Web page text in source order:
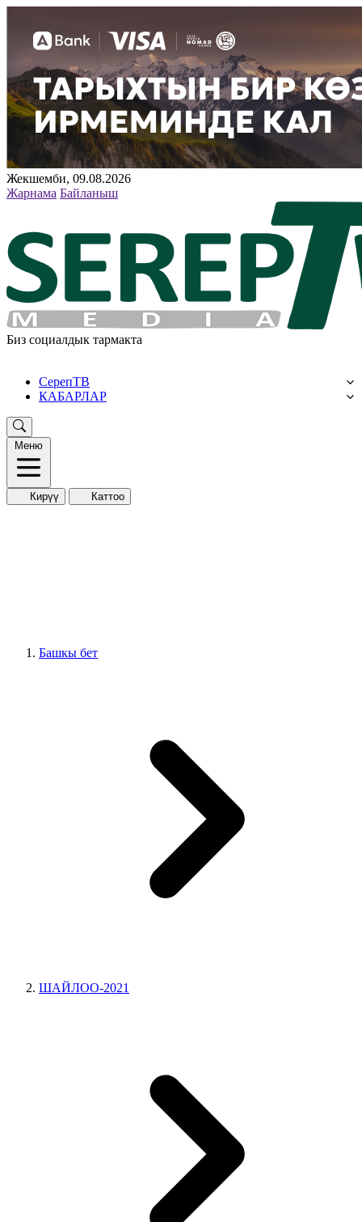
Жекшемби, 09.08.2026
Жарнама Байланыш
Биз социалдык тармакта
СерепТВ
КАБАРЛАР
Меню
Кирүү Каттоо
Башкы бет
ШАЙЛОО-2021